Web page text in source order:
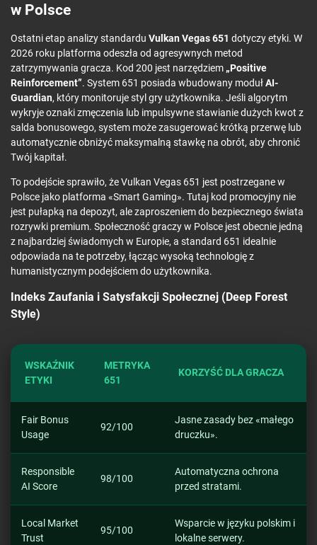
w Polsce
Ostatni etap analizy standardu Vulkan Vegas 651 dotyczy etyki. W
2026 roku platforma odeszła od agresywnych metod
zatrzymywania gracza. Kod 200 jest narzędziem „Positive
Reinforcement”. System 651 posiada wbudowany modułAI-
Guardian, który monitoruje styl gry użytkownika. Jeśli algorytm
wykryje oznaki zmęczenia lub impulsywne stawianie dużych kwot z
salda bonusowego, system może zasugerować krótką przerwę lub
automatycznie obniżyć maksymalną stawkę na obrót, aby chronić
Twój kapitał.
To podejście sprawiło, że Vulkan Vegas 651 jest postrzegane w
Polsce jako platforma «Smart Gaming». Tutaj kod promocyjny nie
jest pułapką na depozyt, ale zaproszeniem do bezpiecznego świata
rozrywki premium. Społeczność graczy w Polsce jest obecnie jedną
z najbardziej świadomych w Europie, a standard 651 idealnie
odpowiada na te potrzeby, łącząc wysoką technologię z
humanistycznym podejściem do użytkownika.
Indeks Zaufania i Satysfakcji Społecznej (Deep Forest
Style)
WSKAŹNIK
ETYKI
METRYKA
651
KORZYŚĆ DLA GRACZA
Fair Bonus
Usage
92/100
Jasne zasady bez «małego
druczku».
Responsible
AI Score
98/100
Automatyczna ochrona
przed stratami.
Local Market
Trust
95/100
Wsparcie w języku polskim i
lokalne serwery.